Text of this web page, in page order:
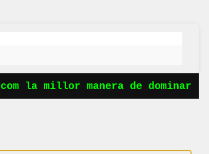
la millor manera de dominar